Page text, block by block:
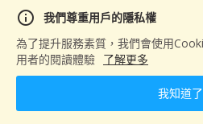
info
我們尊重用戶的隱私權
為了提升服務素質，我們會使用
用者的閱讀體驗 了解更多
我知道了